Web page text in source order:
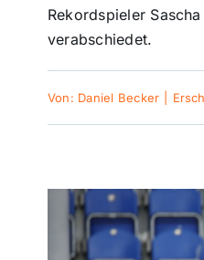
Rekordspieler
verabschiedet.
Von: Daniel Becker